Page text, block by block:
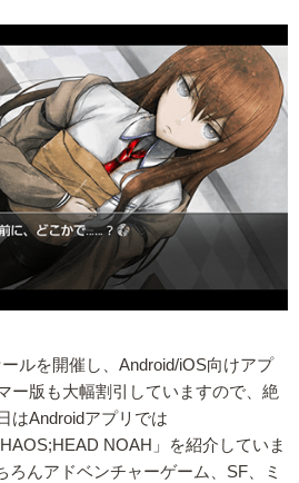
ルを開催し、Android/iOS向けアプ
ー版も大幅割引していますので、絶
Androidアプリでは
NOAH」を紹介していま
ろんアドベンチャーゲーム、SF、ミ